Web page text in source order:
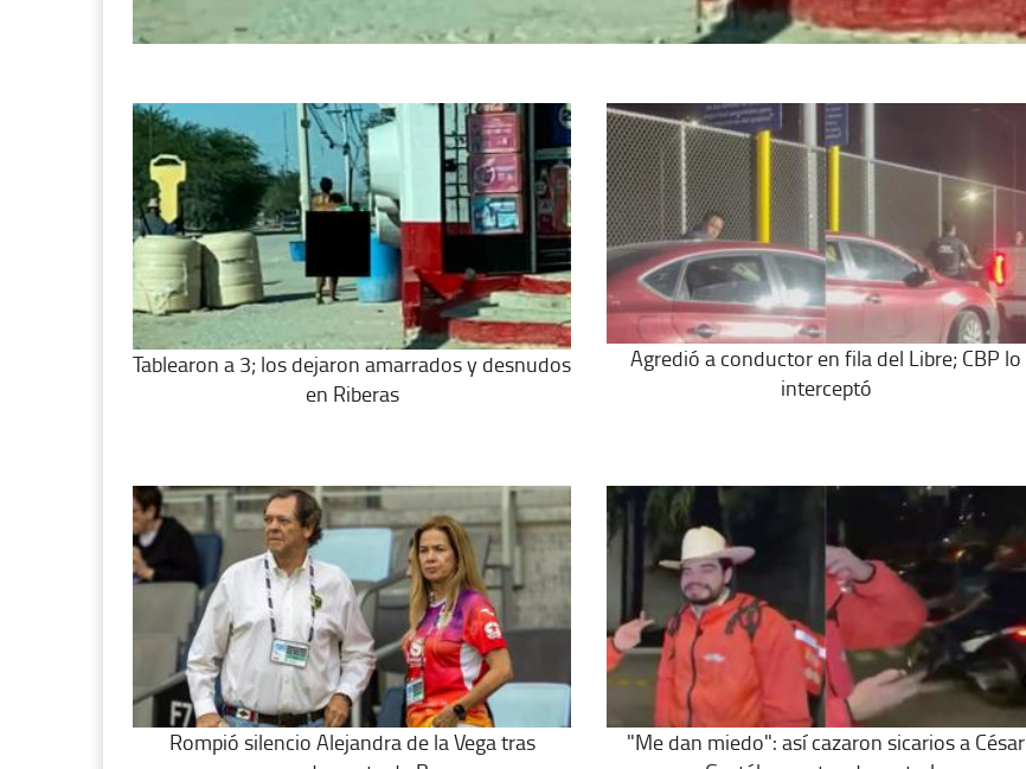
Tablearon a 3; los dejaron amarrados y desnudos
en Riberas
Agredió a conductor en fila del Libre; CBP lo
interceptó
Rompió silencio Alejandra de la Vega tras
"Me dan miedo": así cazaron sicarios a César